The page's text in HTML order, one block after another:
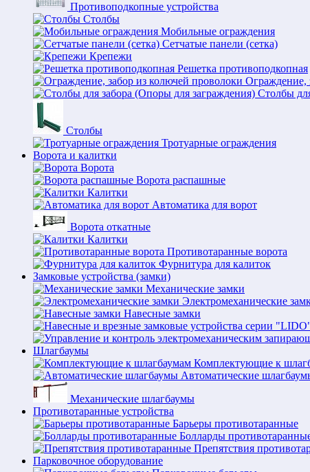
Противоподкопные устройства
Столбы
Мобильные ограждения
Сетчатые панели (сетка)
Крепежи
Решетка противоподкопная
Ограждение,
Столбы
Столбы
Тротуарные ограждения
Ворота и калитки
Ворота
Ворота распашные
Калитки
Автоматика для ворот
Ворота откатные
Калитки
Противотаранные ворота
Фурнитура для калиток
Замковые устройства (замки)
Механические замки
Электромеханические
Навесные замки
Шлагбаумы
Комплектующие к
Автоматические
Механические шлагбаумы
Противотаранные устройства
Барьеры противотаранные
Болларды
Препятствия
Парковочное оборудование